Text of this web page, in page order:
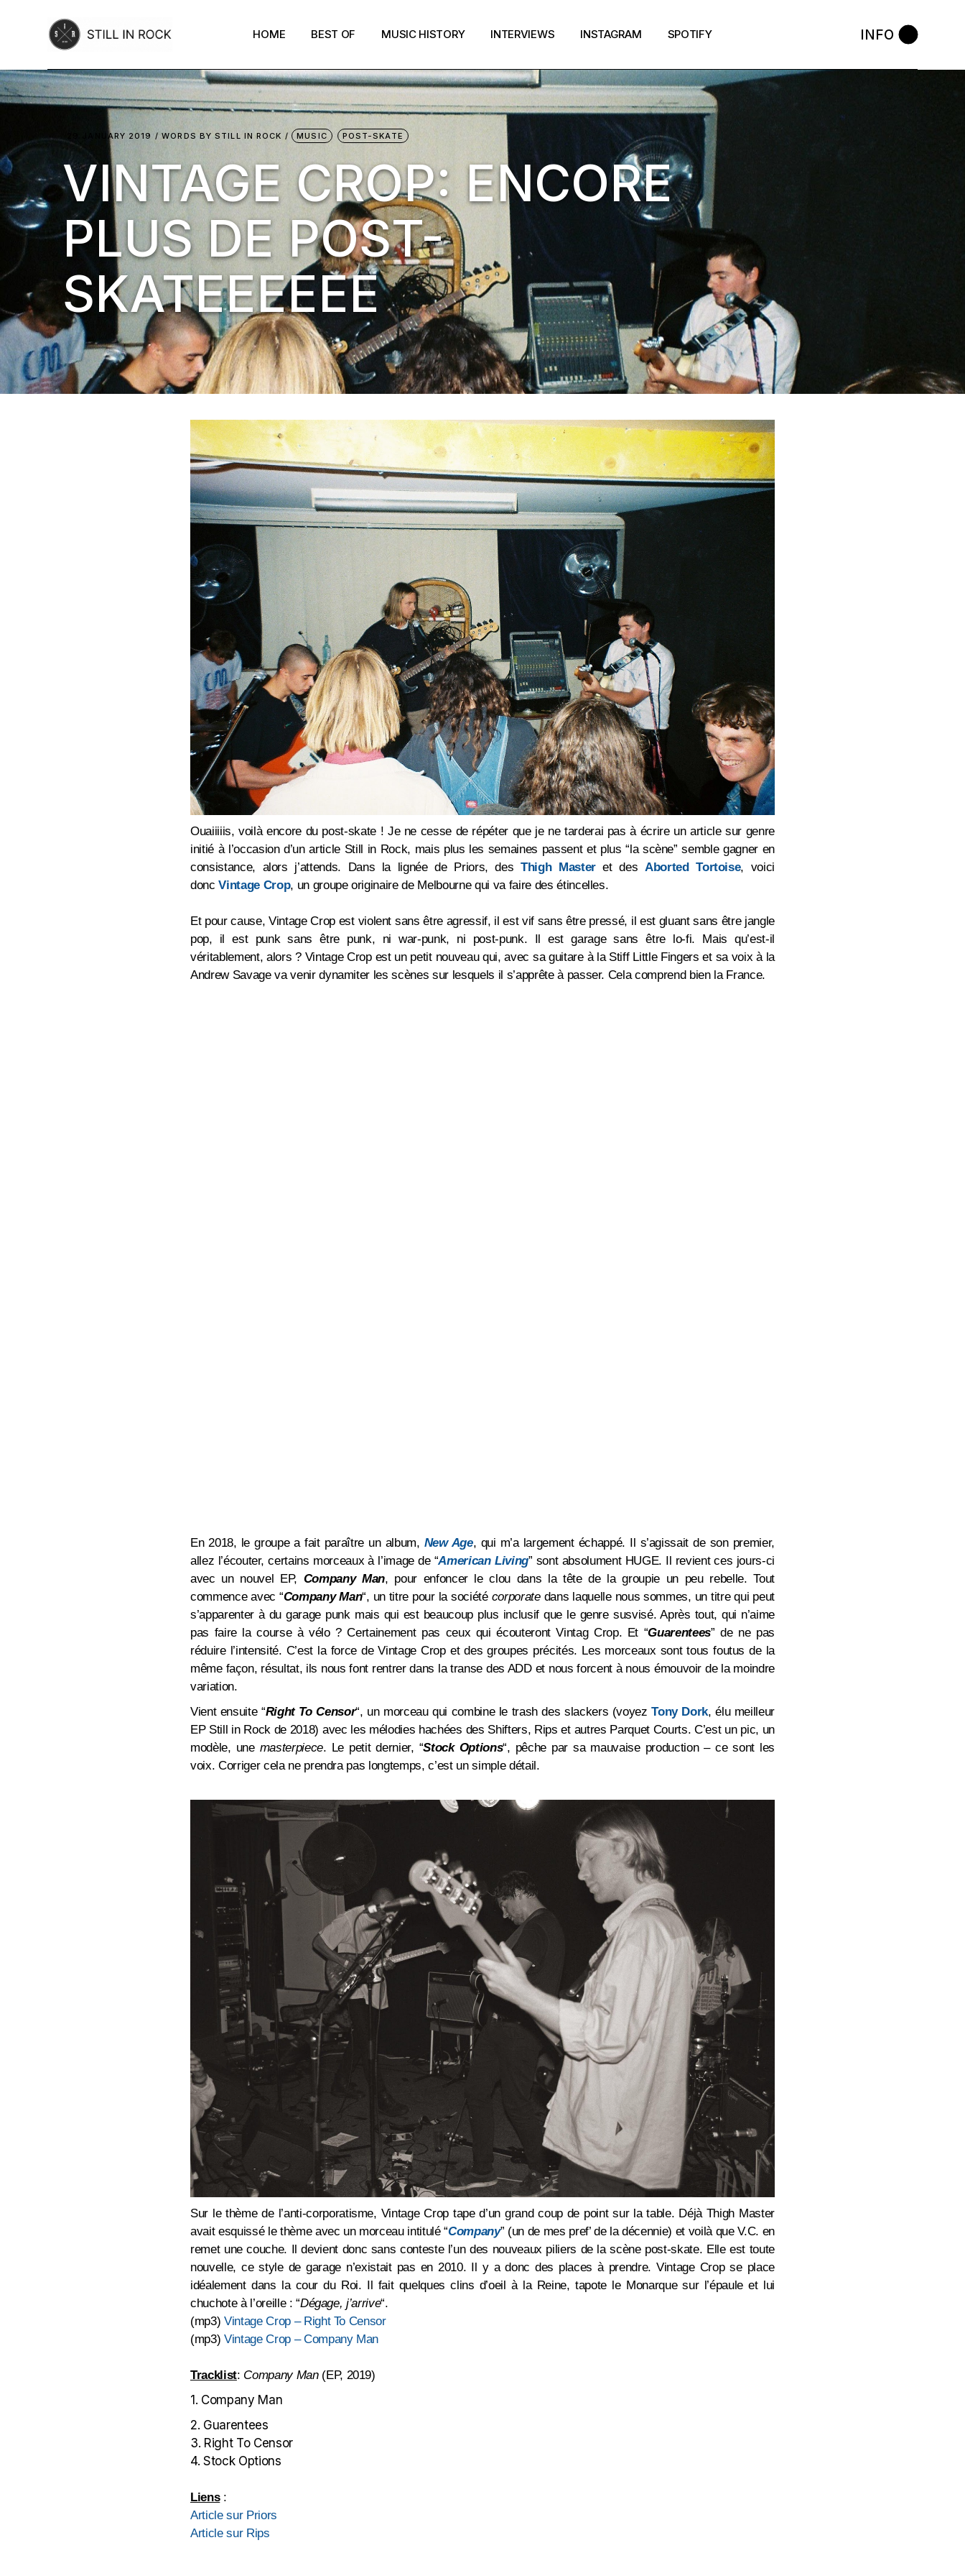
HOME BEST OF MUSIC HISTORY INTERVIEWS INSTAGRAM SPOTIFY INFO
29 JANUARY 2019 WORDS BYSTILL IN ROCK MUSIC POST-SKATE
VINTAGE CROP: ENCORE
PLUS DE POST-
SKATEEEEEE
Ouaiiiiis, voilà encore du post-skate ! Je ne cesse de répéter que je ne tarderai pas à écrire un article sur genre
initié à l’occasion d’un article Still in Rock, mais plus les semaines passent et plus “la scène” semble gagner en
consistance, alors j’attends. Dans la lignée de Priors, desThigh Masteret des Aborted Tortoise, voici
doncVintage Crop, un groupe originaire de Melbourne qui va faire des étincelles.
Et pour cause, Vintage Crop est violent sans être agressif, il est vif sans être pressé, il est gluant sans être jangle
pop, il est punk sans être punk, ni war-punk, ni post-punk. Il est garage sans être lo-fi. Mais qu’est-il
véritablement, alors ? Vintage Crop est un petit nouveau qui, avec sa guitare à la Stiff Little Fingers et sa voix à la
Andrew Savage va venir dynamiter les scènes sur lesquels il s’apprête à passer. Cela comprend bien la France.
En 2018, le groupe a fait paraître un album, New Age, qui m’a largement échappé. Il s’agissait de son premier,
allez l’écouter, certains morceaux à l’image de “American Living” sont absolument HUGE. Il revient ces jours-ci
avec un nouvel EP, Company Man, pour enfoncer le clou dans la tête de la groupie un peu rebelle.Tout
commence avec “Company Man“, un titre pour la société corporatedans laquelle nous sommes, un titre qui peut
s’apparenter à du garage punk mais qui est beaucoup plus inclusif que le genre susvisé. Après tout, qui n’aime
pas faire la course à vélo ? Certainement pas ceux qui écouteront Vintag Crop. Et “Guarentees” de ne pas
réduire l’intensité. C’est la force de Vintage Crop et des groupes précités. Les morceaux sont tous foutus de la
même façon, résultat, ils nous font rentrer dans la transe des ADD et nous forcent à nous émouvoir de la moindre
variation.
Vient ensuite “Right To Censor“, un morceau qui combine le trash des slackers (voyezTony Dork, élu meilleur
EP Still in Rock de 2018) avec les mélodies hachées des Shifters, Rips et autres Parquet Courts. C’est un pic, un
modèle, une masterpiece. Le petit dernier, “Stock Options“, pêche par sa mauvaise production – ce sont les
voix. Corriger cela ne prendra pas longtemps, c’est un simple détail.
Sur le thème de l’anti-corporatisme, Vintage Crop tape d’un grand coup de point sur la table. Déjà Thigh Master
avait esquissé le thème avec un morceau intitulé “Company” (un de mes pref’ de la décennie) et voilà que V.C. en
remet une couche. Il devient donc sans conteste l’un des nouveaux piliers de la scène post-skate. Elle est toute
nouvelle, ce style de garage n’existait pas en 2010. Il y a donc des places à prendre. Vintage Crop se place
idéalement dans la cour du Roi. Il fait quelques clins d’oeil à la Reine, tapote le Monarque sur l’épaule et lui
chuchote à l’oreille : “Dégage, j’arrive“.
(mp3) Vintage Crop – Right To Censor
(mp3) Vintage Crop – Company Man
Tracklist: Company Man (EP, 2019)
1. Company Man
2. Guarentees
3. Right To Censor
4. Stock Options
Liens:
Article sur Priors
Article sur Rips